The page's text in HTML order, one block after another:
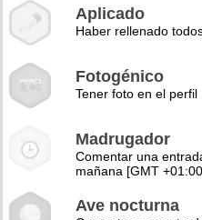
Aplicado
Haber rellenado
Fotogénico
Tener foto en el perfil
Madrugador
Comentar una
mañana [GMT
Ave nocturna